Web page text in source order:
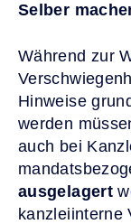
Selber
Während zur
Hinweise
werden
auch bei
ausgelagert
kanzleiinterne